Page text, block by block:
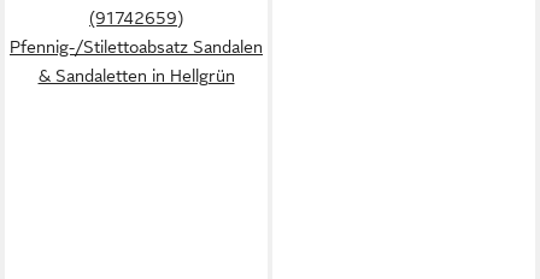
(91742659)
Pfennig-/Stilettoabsatz Sandalen
& Sandaletten in Hellgrün